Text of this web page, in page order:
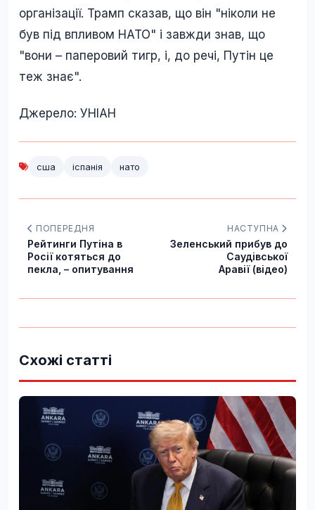
організації. Трамп сказав, що він "ніколи не
був під впливом НАТО" і завжди знав, що
"вони – паперовий тигр, і, до речі, Путін це
теж знає".
Джерело: УНІАН
сша іспанія нато
ПОПЕРЕДНЯ
Рейтинги Путіна в
Росії котяться до
пекла, – опитування
НАСТУПНА
Зеленський прибув до
Саудівської
Аравії (відео)
Схожі статті